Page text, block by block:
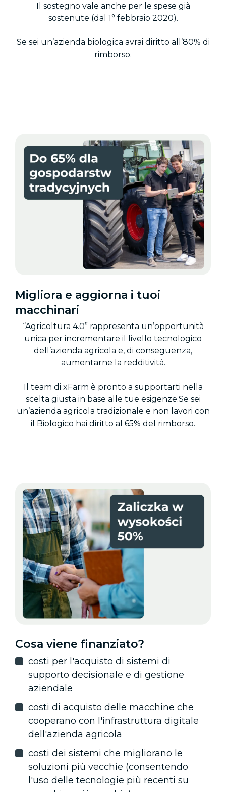
Il sostegno vale anche per le spese già
sostenute (dal 1° febbraio 2020).
Se sei un’azienda biologica avrai diritto all’80% di
rimborso.
Migliora e aggiorna i tuoi
macchinari
“Agricoltura 4.0” rappresenta un’opportunità
unica per incrementare il livello tecnologico
dell’azienda agricola e, di conseguenza,
aumentarne la redditività.
Il team di xFarm è pronto a supportarti nella
scelta giusta in base alle tue esigenze.Se sei
un’azienda agricola tradizionale e non lavori con
il Biologico hai diritto al 65% del rimborso.
Cosa viene finanziato?
costi per l'acquisto di sistemi di
supporto decisionale e di gestione
aziendale
costi di acquisto delle macchine che
cooperano con l'infrastruttura digitale
dell'azienda agricola
costi dei sistemi che migliorano le
soluzioni più vecchie (consentendo
l'uso delle tecnologie più recenti su